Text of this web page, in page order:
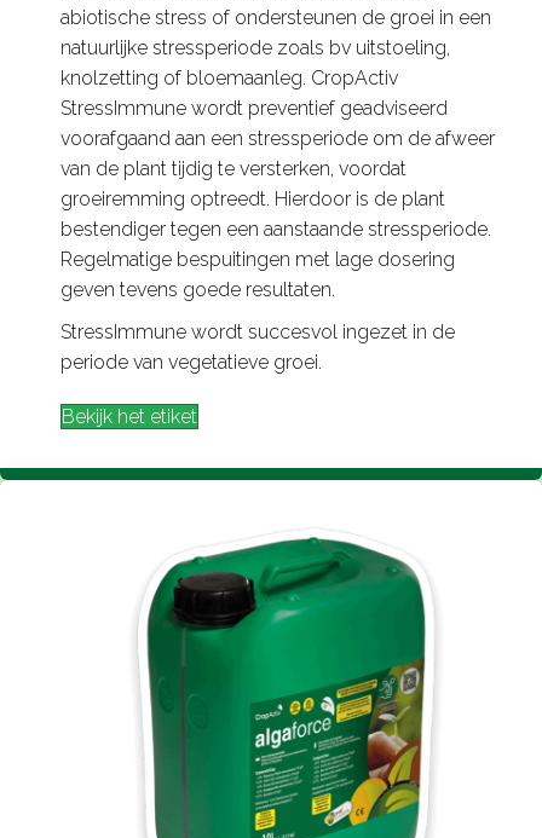
abiotische stress of ondersteunen de groei in een
natuurlijke stressperiode zoals bv uitstoeling,
knolzetting of bloemaanleg. CropActiv
StressImmune wordt preventief geadviseerd
voorafgaand aan een stressperiode om de afweer
van de plant tijdig te versterken, voordat
groeiremming optreedt. Hierdoor is de plant
bestendiger tegen een aanstaande stressperiode.
Regelmatige bespuitingen met lage dosering
geven tevens goede resultaten.
StressImmune wordt succesvol ingezet in de
periode van vegetatieve groei.
Bekijk het etiket